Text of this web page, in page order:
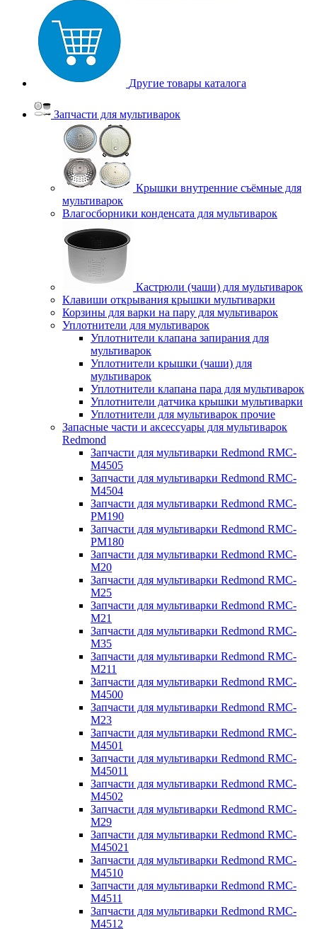
Другие товары каталога
Запчасти для мультиварок
Крышки внутренние съёмные для
мультиварок
Влагосборники конденсата для мультиварок
Кастрюли (чаши) для мультиварок
Клавиши открывания крышки мультиварки
Корзины для варки на пару для мультиварок
Уплотнители для мультиварок
Уплотнители клапана запирания для
мультиварок
Уплотнители крышки (чаши) для
мультиварок
Уплотнители клапана пара для мультиварок
Уплотнители датчика крышки мультиварки
Уплотнители для мультиварок прочие
Запасные части и аксессуары для мультиварок
Redmond
Запчасти для мультиварки Redmond RMC-
M4505
Запчасти для мультиварки Redmond RMC-
M4504
Запчасти для мультиварки Redmond RMC-
PM190
Запчасти для мультиварки Redmond RMC-
PM180
Запчасти для мультиварки Redmond RMC-
M20
Запчасти для мультиварки Redmond RMC-
M25
Запчасти для мультиварки Redmond RMC-
M21
Запчасти для мультиварки Redmond RMC-
M35
Запчасти для мультиварки Redmond RMC-
M211
Запчасти для мультиварки Redmond RMC-
M4500
Запчасти для мультиварки Redmond RMC-
M23
Запчасти для мультиварки Redmond RMC-
M4501
Запчасти для мультиварки Redmond RMC-
M45011
Запчасти для мультиварки Redmond RMC-
M4502
Запчасти для мультиварки Redmond RMC-
M29
Запчасти для мультиварки Redmond RMC-
M45021
Запчасти для мультиварки Redmond RMC-
M4510
Запчасти для мультиварки Redmond RMC-
M4511
Запчасти для мультиварки Redmond RMC-
M4512